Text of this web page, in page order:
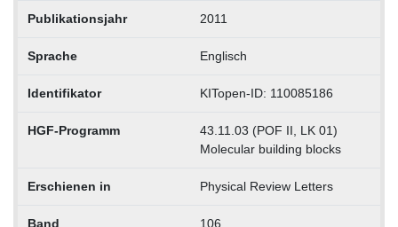
Publikationsjahr 2011
Sprache Englisch
Identifikator KITopen-ID: 110085186
HGF-Programm
43.11.03 (POF II, LK 01)
Molecular building blocks
Erschienen in Physical Review Letters
Band 106